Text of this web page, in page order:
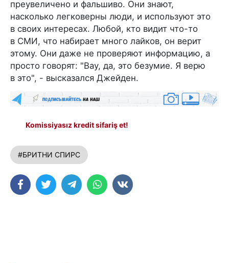
преувеличено и фальшиво. Они знают,
насколько легковерны люди, и используют это
в своих интересах. Любой, кто видит что-то
в СМИ, что набирает много лайков, он верит
этому. Они даже не проверяют информацию, а
просто говорят: "Вау, да, это безумие. Я верю
в это", - высказался Джейден.
Komissiyasız kredit sifariş et!
#БРИТНИ СПИРС